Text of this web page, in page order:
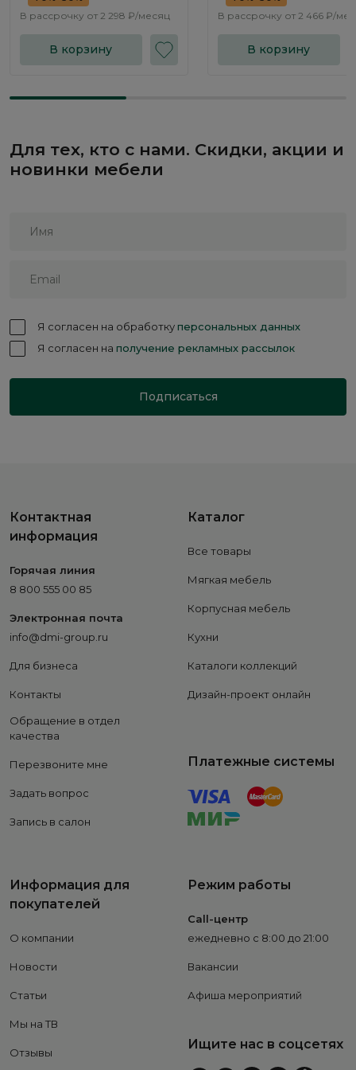
В рассрочку от 2 298 ₽/месяц
В корзину
В рассрочку от 2 466 ₽/
В корзину
Для тех, кто с нами. Скидки, акции и
новинки мебели
Я согласен на обработкуперсональных данных
Я согласен на получение рекламных рассылок
Подписаться
Контактная
информация
Горячая линия
8 800 555 00 85
Электронная почта
info@dmi-group.ru
Для бизнеса
Контакты
Обращение в отдел
качества
Перезвоните мне
Задать вопрос
Запись в салон
Каталог
Все товары
Мягкая мебель
Корпусная мебель
Кухни
Каталоги коллекций
Дизайн-проект онлайн
Платежные системы
Информация для
покупателей
О компании
Новости
Статьи
Мы на ТВ
Отзывы
Режим работы
Call-центр
ежедневно с 8:00 до 21:00
Вакансии
Афиша мероприятий
Ищите нас в соцсетях